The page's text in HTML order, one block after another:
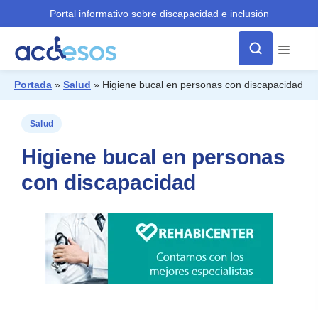
Portal informativo sobre discapacidad e inclusión
Menú
Portada » Salud » Higiene bucal en personas con discapacidad
Salud
Higiene bucal en personas
con discapacidad